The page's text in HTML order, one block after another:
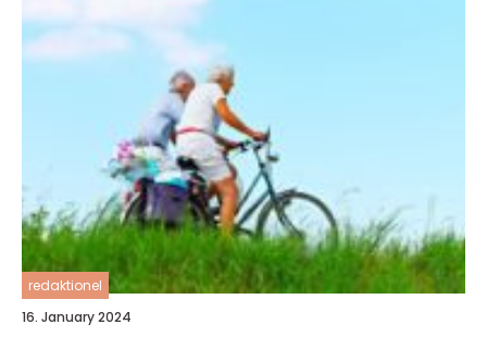
redaktionel
16. January 2024